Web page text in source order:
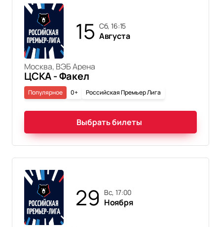
15 сб, 16:15
Августа
Москва, ВЭБ Арена
ЦСКА - Факел
0+ Российская Премьер Лига
Популярное
Выбрать билеты
29 вс, 17:00
Ноября